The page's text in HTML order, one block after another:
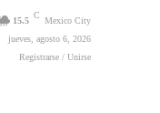
15.5
C
Mexico City
jueves, agosto 6, 2026
Registrarse / Unirse